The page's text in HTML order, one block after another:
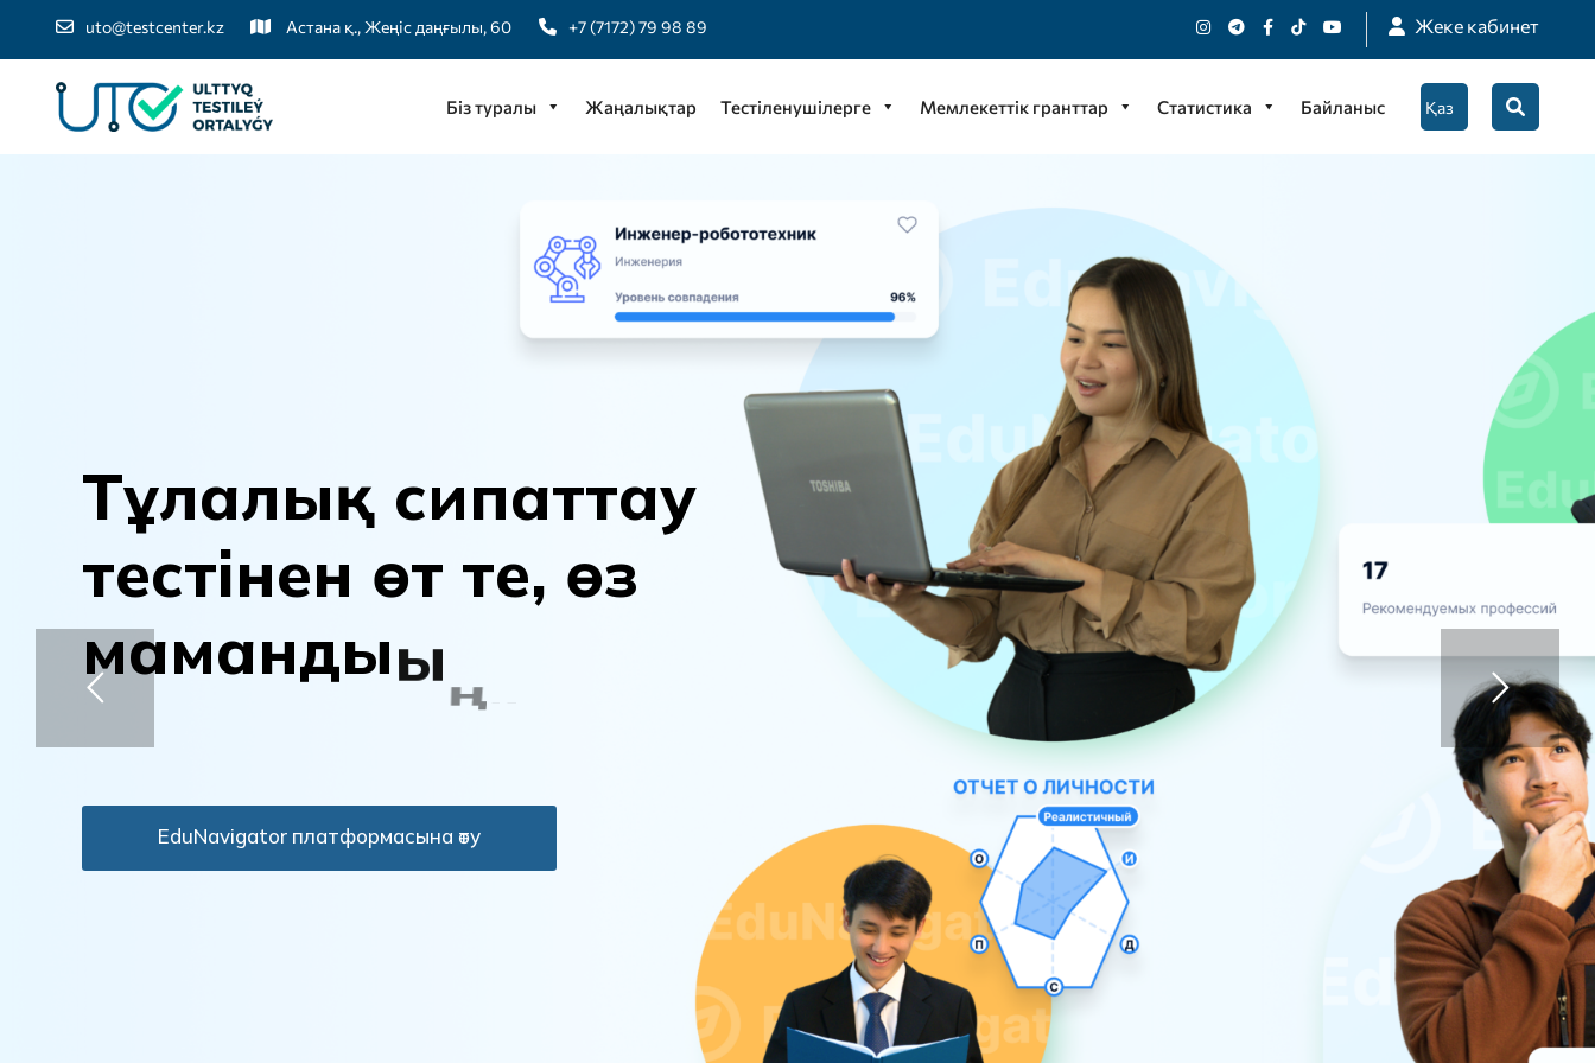
uto@testcenter.kz Астана қ., Жеңіс даңғылы, 60 +7 (7172) 79 98 89 Жеке кабинет
Біз туралы Жаңалықтар Тестіленушілерге Мемлекеттік гранттар Статистика Байланыс
Тұлалық сипаттау
тестінен өт те, өз
мамандыы
ан
EduNavigator платформасына өту